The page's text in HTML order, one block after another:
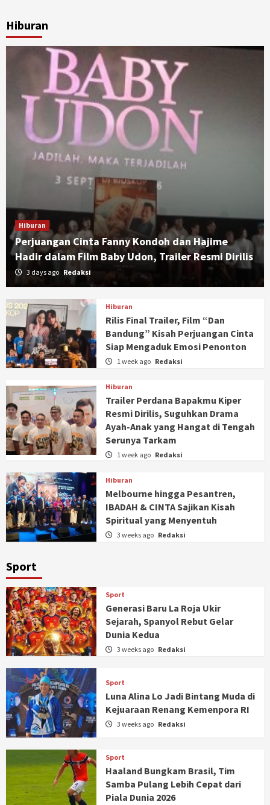
Hiburan
Hiburan
Perjuangan Cinta Fanny Kondoh dan Hajime
Hadir dalam Film Baby Udon, Trailer Resmi Dirilis
3 days ago Redaksi
Hiburan
Rilis Final Trailer, Film “Dan
Bandung” Kisah Perjuangan Cinta
Siap Mengaduk Emosi Penonton
1 week ago Redaksi
Hiburan
Trailer Perdana Bapakmu Kiper
Resmi Dirilis, Suguhkan Drama
Ayah-Anak yang Hangat di Tengah
Serunya Tarkam
1 week ago Redaksi
Hiburan
Melbourne hingga Pesantren,
IBADAH & CINTA Sajikan Kisah
Spiritual yang Menyentuh
3 weeks ago Redaksi
Sport
Sport
Generasi Baru La Roja Ukir
Sejarah, Spanyol Rebut Gelar
Dunia Kedua
3 weeks ago Redaksi
Sport
Luna Alina Lo Jadi Bintang Muda di
Kejuaraan Renang Kemenpora RI
3 weeks ago Redaksi
Sport
Haaland Bungkam Brasil, Tim
Samba Pulang Lebih Cepat dari
Piala Dunia 2026